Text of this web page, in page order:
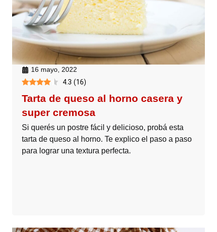
16 mayo, 2022
4.3 (16)
Tarta de queso al horno casera y
super cremosa
Si querés un postre fácil y delicioso, probá esta
tarta de queso al horno. Te explico el paso a paso
para lograr una textura perfecta.